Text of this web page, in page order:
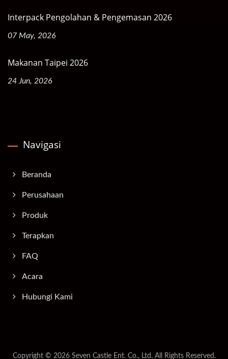
Interpack Pengolahan & Pengemasan 2026
07 May, 2026
Makanan Taipei 2026
24 Jun, 2026
Navigasi
Beranda
Perusahaan
Produk
Terapkan
FAQ
Acara
Hubungi Kami
Copyright © 2026 Seven Castle Ent. Co., Ltd.All Rights Reserved.